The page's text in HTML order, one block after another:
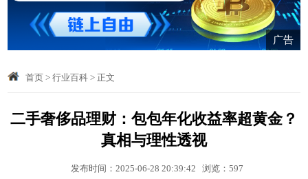
广告
首页> 行业百科> 正文
二手奢侈品理财：包包年化收益率超黄金？
真相与理性透视
发布时间：2025-06-28 20:39:42 浏览：597